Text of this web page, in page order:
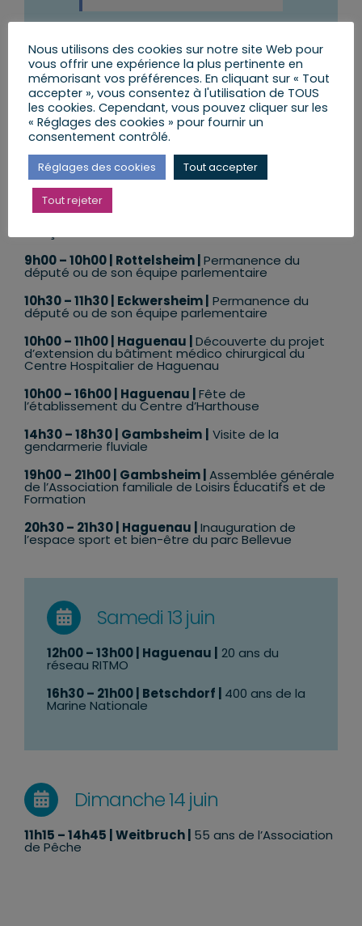
Vendredi 12 juin
8h00 – 9h00| Groupe parlementaire
Allemagne-France du Bundestag|Audition de M.
François Villeroy de Galhau, ancien Gouverneur de la
Banque de France
9h00 – 10h00
9h00 – 10h00 Rottelsheim| Permanence du
député ou de son équipe parlementaire
10h30 – 11h30 | Eckwersheim | Permanence du
député ou de son équipe parlementaire
10h00 – 11h00 | Haguenau | Découverte du projet
d’extension du bâtiment médico chirurgical du
Centre Hospitalier de Haguenau
10h00 – 16h00 | Haguenau | Fête de
l’établissement du Centre d’Harthouse
14h30 – 18h30 | Gambsheim
Visite de la
gendarmerie fluviale
19h00 – 21h00 | Gambsheim | Assemblée générale
de l’Association familiale de Loisirs Éducatifs et de
Formation
20h30 – 21h30 | Haguenau | Inauguration de
l’espace sport et bien-être du parc Bellevue
Samedi 13 juin
12h00 – 13h00 | Haguenau | 20 ans du
réseau RITMO
16h30 – 21h00 | Betschdorf | 400 ans de la
Marine Nationale
Dimanche 14 juin
11h15 – 14h45 | Weitbruch | 55 ans de l’Association
de Pêche
Nous utilisons des cookies sur notre site Web pour
vous offrir une expérience la plus pertinente en
mémorisant vos préférences. En cliquant sur « Tout
accepter », vous consentez à l'utilisation de TOUS
les cookies. Cependant, vous pouvez cliquer sur les
« Réglages des cookies » pour fournir un
consentement contrôlé.
Réglages des cookies Tout accepter
Tout rejeter